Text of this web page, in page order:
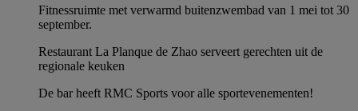
Fitnessruimte met verwarmd buitenzwembad van 1 mei tot 30
september.
Restaurant La Planque de Zhao serveert gerechten uit de
regionale keuken
De bar heeft RMC Sports voor alle sportevenementen!